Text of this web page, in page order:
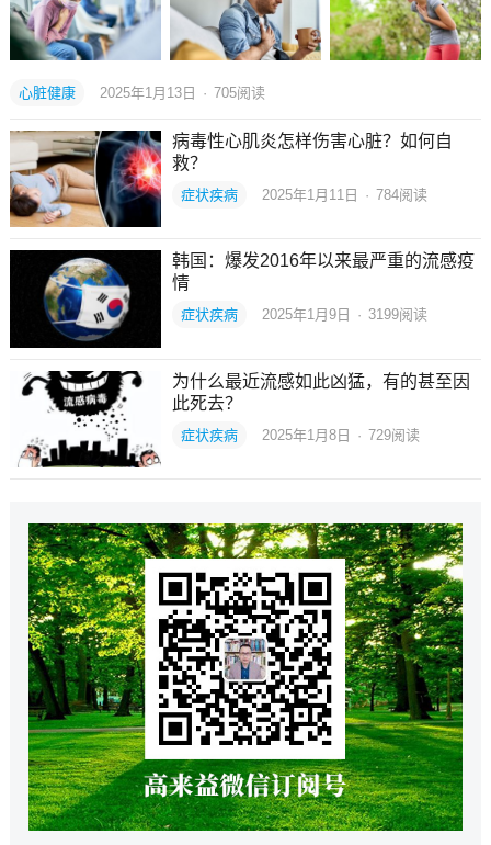
心脏健康 2025年1月13日 · 705阅读
病毒性心肌炎怎样伤害心脏？如何自
救？
症状疾病 2025年1月11日 · 784阅读
韩国：爆发2016年以来最严重的流感疫
情
症状疾病 2025年1月9日 · 3199阅读
为什么最近流感如此凶猛，有的甚至因
此死去？
症状疾病 2025年1月8日 · 729阅读